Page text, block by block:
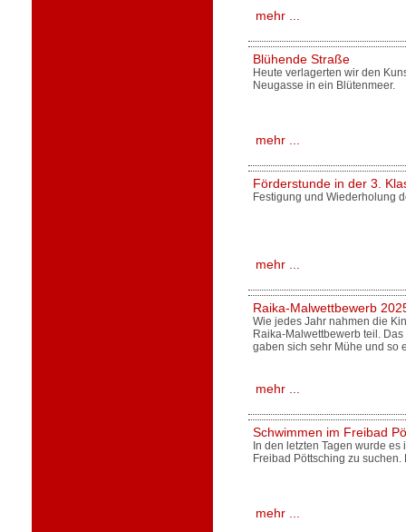
mehr ...
Blühende Straße
Heute verlagerten wir den
Neugasse in ein Blütenmeer.
mehr ...
Förderstunde in der 3.
Festigung und Wiederholung
mehr ...
Raika-Malwettbewerb
Wie jedes Jahr nahmen die
Raika-Malwettbewerb teil.
gaben sich sehr Mühe und so
mehr ...
Schwimmen im Freibad
In den letzten Tagen wurde
Freibad Pöttsching zu
mehr ...